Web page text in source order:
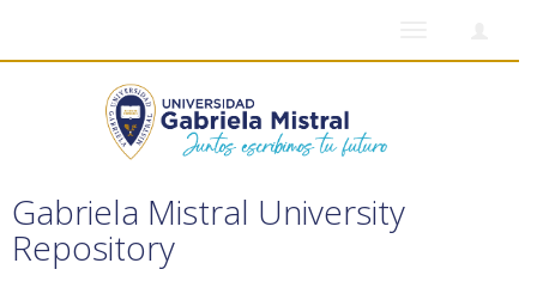
Gabriela Mistral University
Repository